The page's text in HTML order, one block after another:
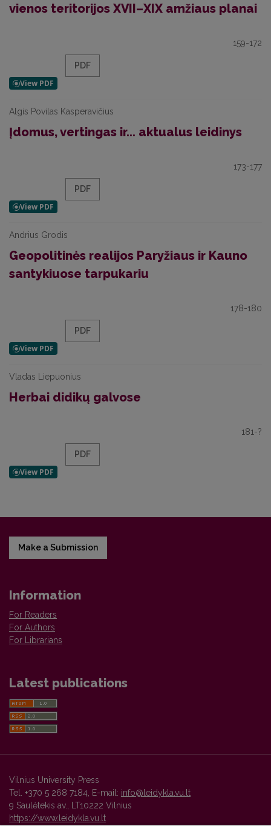
vienos teritorijos XVII–XIX amžiaus planai
159-172
PDF
Algis Povilas Kasperavičius
Įdomus, vertingas ir... aktualus leidinys
173-177
PDF
Andrius Grodis
Geopolitinės realijos Paryžiaus ir Kauno
santykiuose tarpukariu
178-180
PDF
Vladas Liepuonius
Herbai didikų galvose
181-?
PDF
Make a Submission
Information
For Readers
For Authors
For Librarians
Latest publications
Vilnius University Press
Tel. +370 5 268 7184, E-mail: info@leidykla.vu.lt
9 Saulėtekis av., LT10222 Vilnius
https://www.leidykla.vu.lt